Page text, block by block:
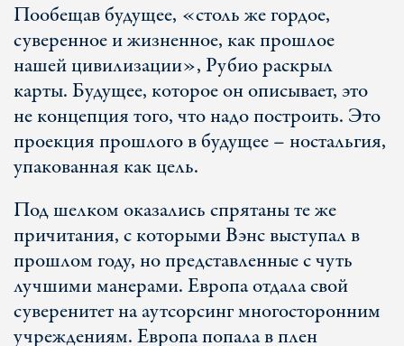
Пообещав будущее, «столь же гордое,
суверенное и жизненное, как прошлое
нашей цивилизации», Рубио раскрыл
карты. Будущее, которое он описывает, это
не концепция того, что надо построить. Это
проекция прошлого в будущее – ностальгия,
упакованная как цель.
Под шелком оказались спрятаны те же
причитания, с которыми Вэнс выступал в
прошлом году, но представленные с чуть
лучшими манерами. Европа отдала свой
суверенитет на аутсорсинг многосторонним
учреждениям. Европа попала в плен